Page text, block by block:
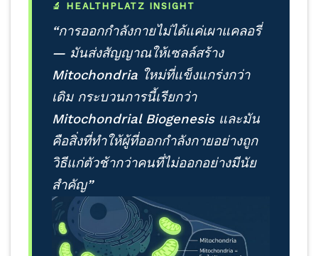
🔬 HEALTHPLATZ INSIGHT
“การออกกำลังกายไม่ได้แค่เผาแคลอรี่
— มันส่งสัญญาณให้เซลล์สร้าง
Mitochondria ใหม่ที่แข็งแกร่งกว่า
เดิม กระบวนการนี้เรียกว่า
Mitochondrial Biogenesis และมัน
คือสิ่งที่ทำให้ผู้ที่ออกกำลังกายอย่างถูก
วิธีแก่ตัวช้ากว่าคนที่ไม่ออกอย่างมีนัย
สำคัญ”